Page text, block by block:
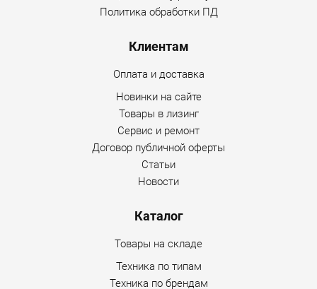
Политика обработки ПД
Клиентам
Оплата и доставка
Новинки на сайте
Товары в лизинг
Сервис и ремонт
Договор публичной оферты
Статьи
Новости
Каталог
Товары на складе
Техника по типам
Техника по брендам